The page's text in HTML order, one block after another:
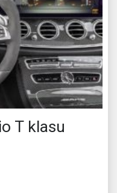
T klasu